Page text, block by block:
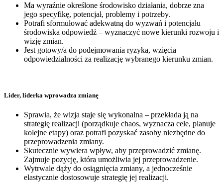
Ma wyraźnie określone środowisko działania, dobrze zna
jego specyfikę, potencjał, problemy i potrzeby.
Potrafi sformułować adekwatną do wyzwań i potencjału
środowiska odpowiedź – wyznaczyć nowe kierunki rozwoju i
wizję zmian.
Jest gotowy/a do podejmowania ryzyka, wzięcia
odpowiedzialności za realizację wybranego kierunku zmian.
Lider, liderka wprowadza zmianę
Sprawia, że wizja staje się wykonalna – przekłada ją na
strategię realizacji (porządkuje chaos, wyznacza cele, planuje
kolejne etapy) oraz potrafi pozyskać zasoby niezbędne do
przeprowadzenia zmiany.
Skutecznie wywiera wpływ, aby przeprowadzić zmianę.
Zajmuje pozycję, która umożliwia jej przeprowadzenie.
Wytrwale dąży do osiągnięcia zmiany, a jednocześnie
elastycznie dostosowuje strategię jej realizacji.